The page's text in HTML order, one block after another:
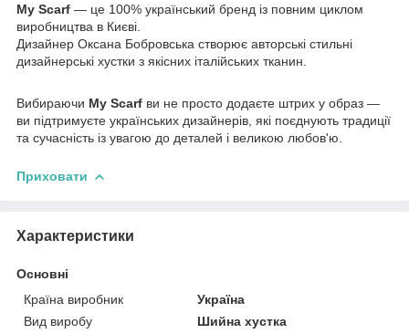
My Scarf — це 100% український бренд із повним циклом
виробництва в Києві.
Дизайнер Оксана Бобровська створює авторські стильні
дизайнерські хустки з якісних італійських тканин.
Вибираючи My Scarf ви не просто додаєте штрих у образ —
ви підтримуєте українських дизайнерів, які поєднують традиції
та сучасність із увагою до деталей і великою любов'ю.
Приховати
Характеристики
Основні
Країна виробник
Україна
Вид виробу
Шийна хустка